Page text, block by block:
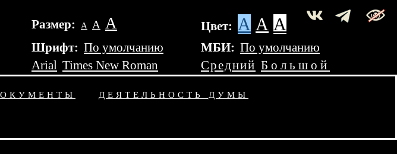
Размер: А А А Цвет: A A A
Шрифт: По умолчанию
Arial Times New Roman
МБИ: По умолчанию
Средний Большой
ДЕЯТЕЛЬНОСТЬ ДУМЫ